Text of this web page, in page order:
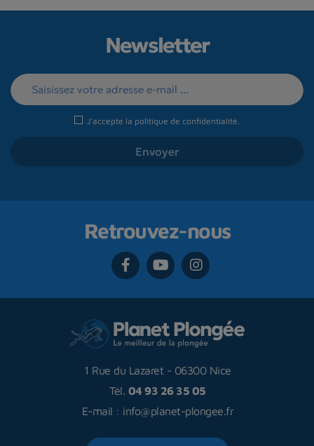
Newsletter
J'accepte la politique de confidentialité
Retrouvez-nous
1 Rue du Lazaret - 06300 Nice
Tél. 04 93 26 35 05
E-mail : info@planet-plongee.fr